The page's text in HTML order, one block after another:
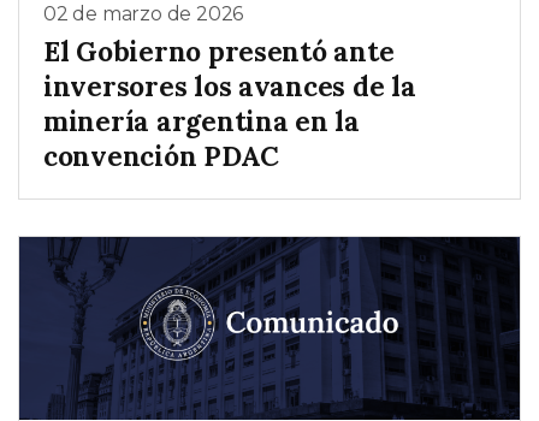
02 de marzo de 2026
El Gobierno presentó ante
inversores los avances de la
minería argentina en la
convención PDAC